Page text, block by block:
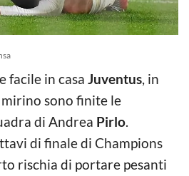
facile in casa Juventus, in
sono finite le
di Andrea Pirlo.
di finale di Champions
rischia di portare pesanti